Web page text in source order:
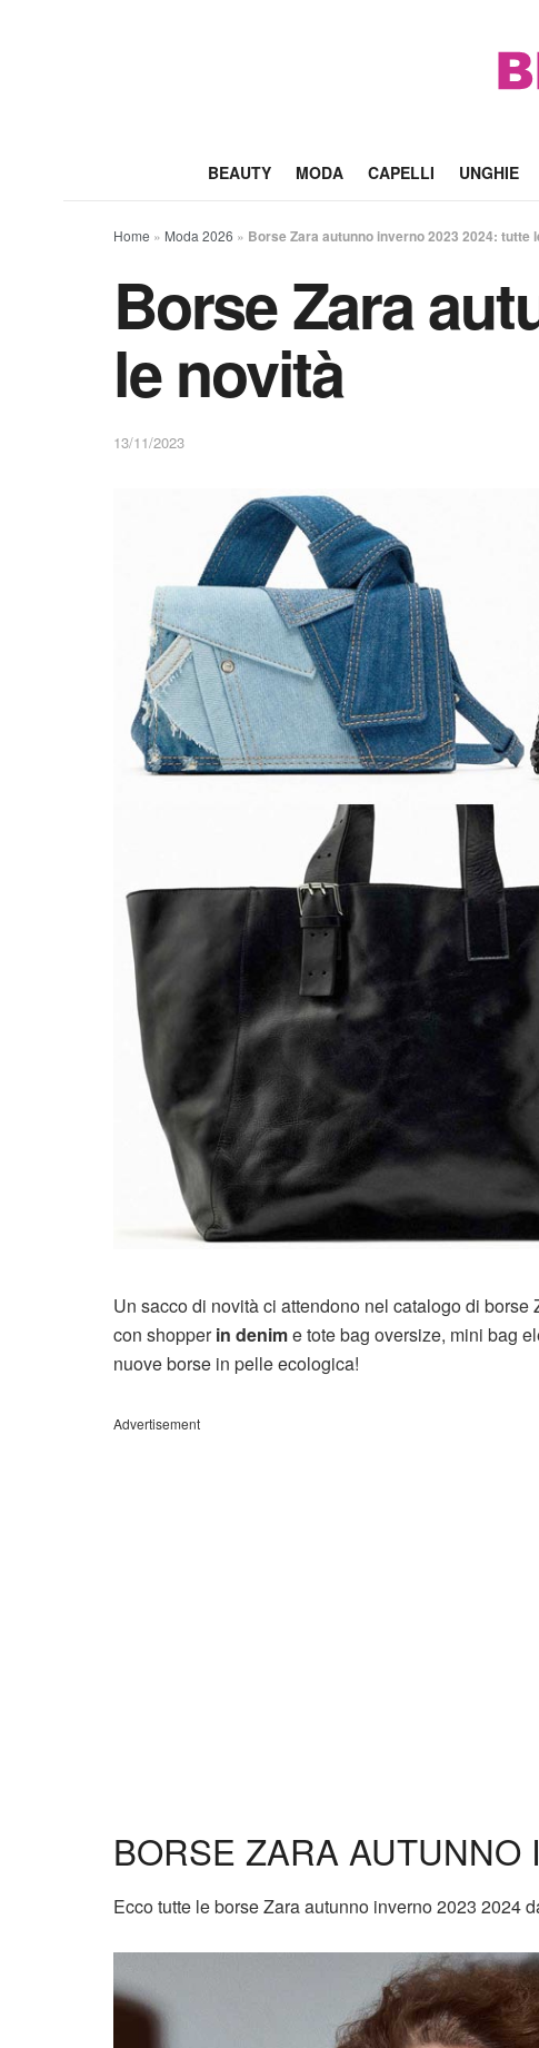
BEAUTY MODA CAPELLI UNGHIE
Home » Moda 2026 » Borse Zara autunno inverno 2023 2024: tutte
Borse Zara
le novità
13/11/2023
Un sacco di novità ci attendono nel catalogo di
con shopperin denime tote bag oversize, mini bag
nuove borse in pelle ecologica!
Advertisement
BORSE ZARA AUTUNNO
Ecco tutte le borse Zara autunno inverno 2023 2024